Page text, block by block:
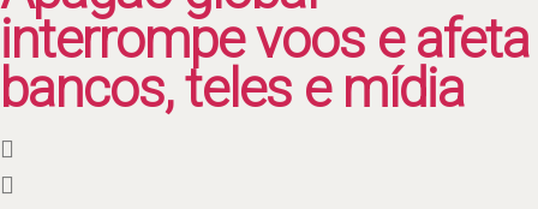
interrompe voos e afeta
bancos, teles e mídia